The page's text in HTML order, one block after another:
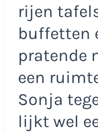
rijen
buffetten
pratende
een
Sonja
lijkt wel